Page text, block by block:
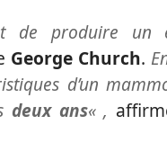
de produire un
George Church.
d’un
deux ans« ,